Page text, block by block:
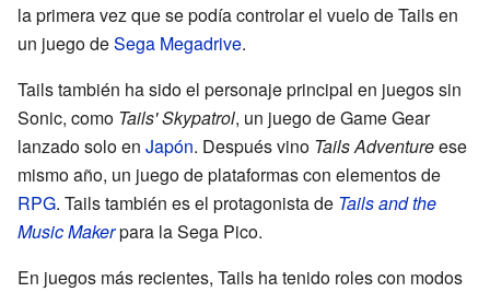
la primera vez que se podía controlar el vuelo de Tails en
un juego deSega Megadrive.
Tails también ha sido el personaje principal en juegos sin
Sonic, como Tails' Skypatrol, un juego de Game Gear
lanzado solo en Japón. Después vino Tails Adventureese
mismo año, un juego de plataformas con elementos de
RPG. Tails también es el protagonista de Tails and the
Music Makerpara la Sega Pico.
En juegos más recientes, Tails ha tenido roles con modos